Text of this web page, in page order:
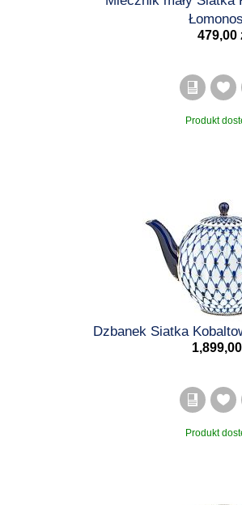
479,00
Produkt
Dzbanek Siatka
1,899,00
Produkt